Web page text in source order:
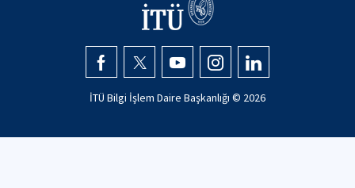
İTÜ Bilgi İşlem Daire Başkanlığı © 2026